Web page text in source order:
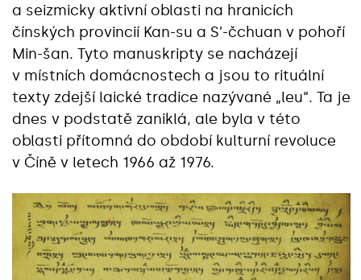
a seizmicky aktivní oblasti na hranicích
čínských provincií Kan-su a S’-čchuan v pohoří
Min-šan. Tyto manuskripty se nacházejí
v místních domácnostech a jsou to rituální
texty zdejší laické tradice nazývané „leu“. Ta je
dnes v podstatě zaniklá, ale byla v této
oblasti přítomná do období kulturní revoluce
v Číně v letech 1966 až 1976.